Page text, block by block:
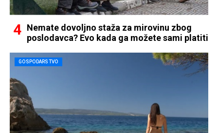
Nemate dovoljno staža za mirovinu zbog
poslodavca? Evo kada ga možete sami platiti
GOSPODARSTVO